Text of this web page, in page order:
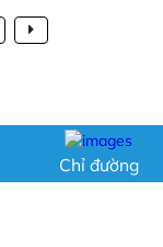
- ĐỒ
Chỉ đường